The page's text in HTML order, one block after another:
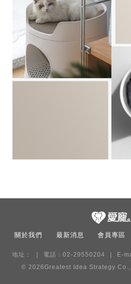
關於我們 最新消息 會員專區
地址： 電話：02-29550204 E-
© 2026Greatest Idea Strategy